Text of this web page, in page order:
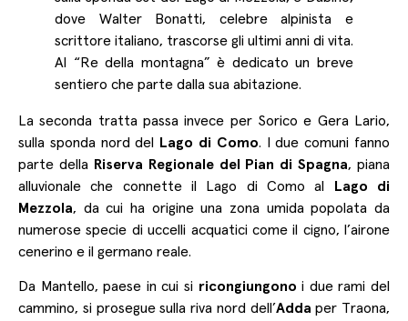
dove Walter Bonatti, celebre alpinista e
scrittore italiano, trascorse gli ultimi anni di vita.
Al “Re della montagna” è dedicato un breve
sentiero che parte dalla sua abitazione.
La seconda tratta passa invece per Sorico e Gera Lario,
sulla sponda nord del Lago di Como. I due comuni fanno
parte della Riserva Regionale del Pian di Spagna, piana
alluvionale che connette il Lago di Como al Lago di
Mezzola, da cui ha origine una zona umida popolata da
numerose specie di uccelli acquatici come il cigno, l’airone
cenerino e il germano reale.
Da Mantello, paese in cui si ricongiungono i due rami del
cammino, si prosegue sulla riva nord dell’Adda per Traona,